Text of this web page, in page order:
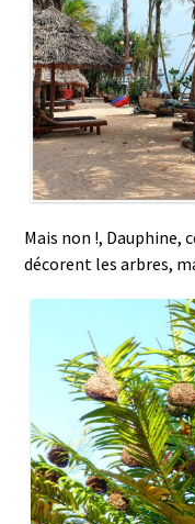
Mais non !, Dauphine,
décorent les arbres,